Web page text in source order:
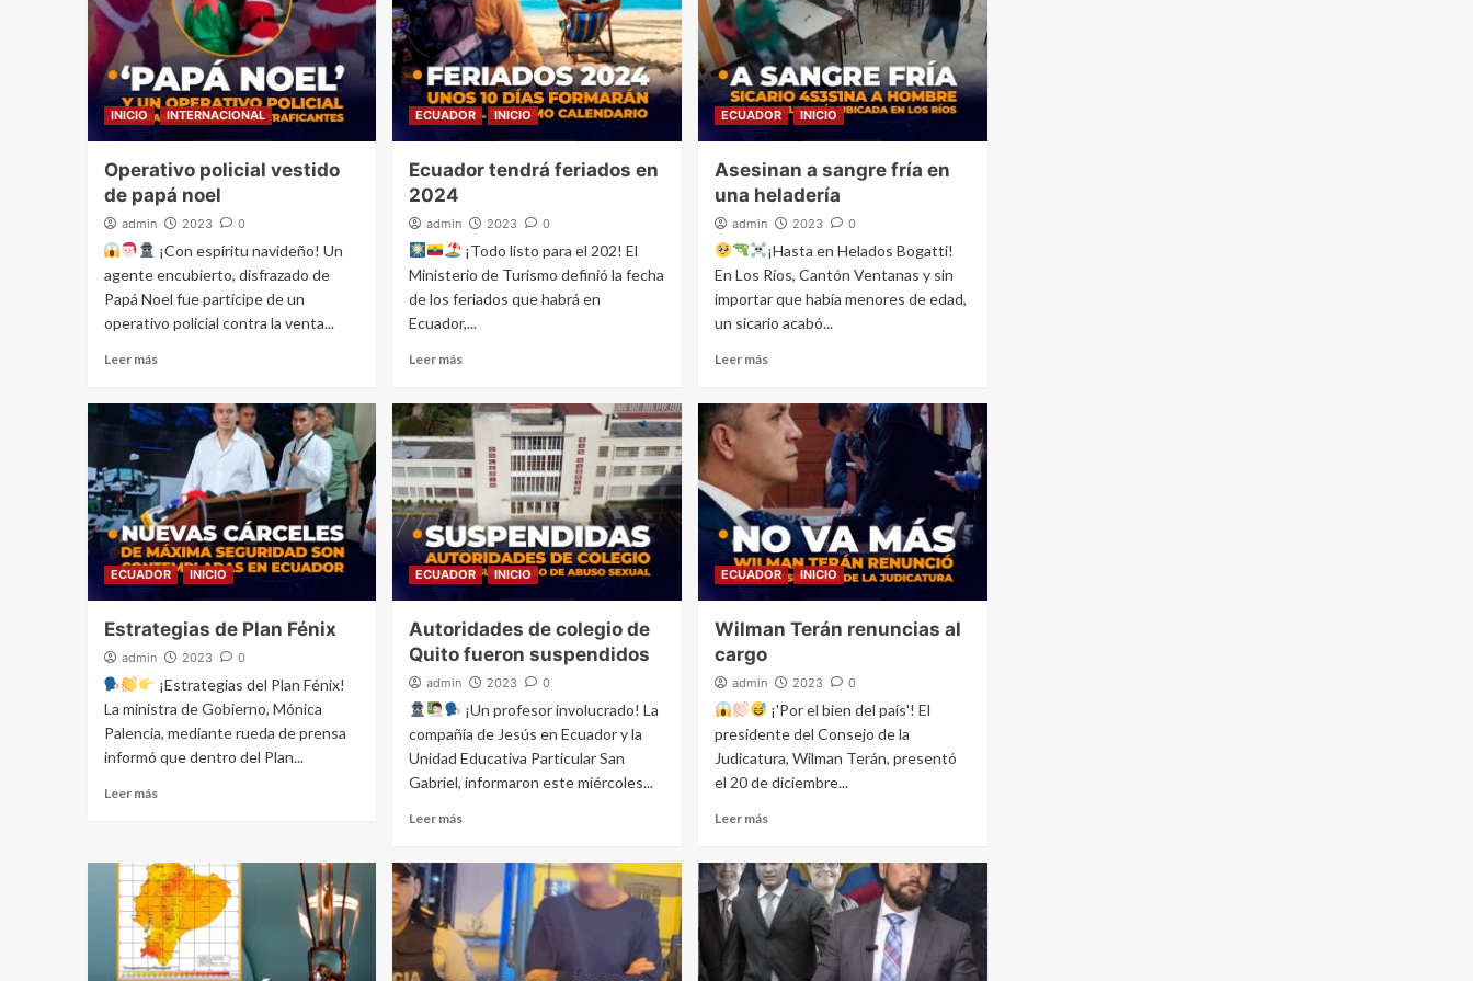
INICIO INTERNACIONAL
Operativo policial vestido
de papá noel
admin 2023 0
¡Con espíritu navideño! Un
agente encubierto, disfrazado de
Papá Noel fue partícipe de un
operativo policial contra la venta...
Leer más
ECUADOR INICIO
Ecuador tendrá feriados en
2024
admin 2023 0
¡Todo listo para el 202! El
Ministerio de Turismo definió la fecha
de los feriados que habrá en
Ecuador,...
Leer más
ECUADOR INICIO
Asesinan a sangre fría en
una heladería
admin 2023 0
¡Hasta en Helados Bogatti!
En Los Ríos, Cantón Ventanas y sin
importar que había menores de edad,
un sicario acabó...
Leer más
ECUADOR INICIO
Estrategias de Plan Fénix
admin 2023 0
¡Estrategias del Plan Fénix!
La ministra de Gobierno, Mónica
Palencia, mediante rueda de prensa
informó que dentro del Plan...
Leer más
ECUADOR INICIO
Autoridades de colegio de
Quito fueron suspendidos
admin 2023 0
¡Un profesor involucrado! La
compañía de Jesús en Ecuador y la
Unidad Educativa Particular San
Gabriel, informaron este miércoles...
Leer más
ECUADOR INICIO
Wilman Terán renuncias al
cargo
admin 2023 0
¡'Por el bien del país'! El
presidente del Consejo de la
Judicatura, Wilman Terán, presentó
el 20 de diciembre...
Leer más